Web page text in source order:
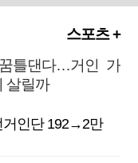
스포츠 +
꿈틀댄다…거인 가
살릴까
거인단 192→2만